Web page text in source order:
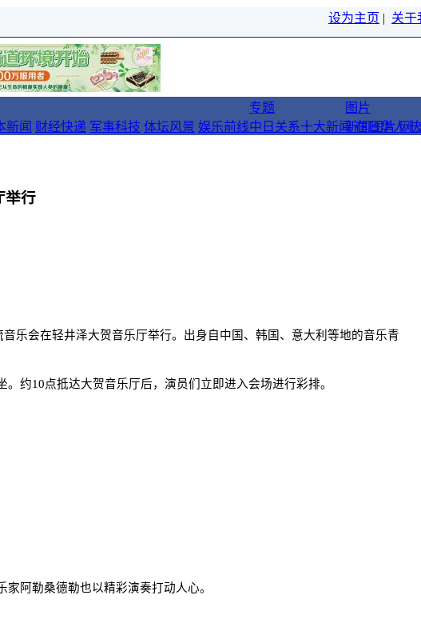
设为主页 | 关于
新闻 财经快递 军事科技 体坛风景 娱乐前线
专题
中日关系十大新闻 在日华人
图片
新闻图片 网
举行
乐会在轻井泽大贺音乐厅举行。出身自中国、韩国、意大利等地的音乐青
。约10点抵达大贺音乐厅后，演员们立即进入会场进行彩排。
阿勒桑德勒也以精彩演奏打动人心。